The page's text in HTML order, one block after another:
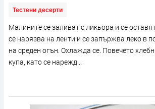
Тестени десерти
Малините се заливат с ликьора и се
се нарязва на ленти и се запържва леко в
на среден огън. Охлажда се. Повечето
купа, като се нарежд...